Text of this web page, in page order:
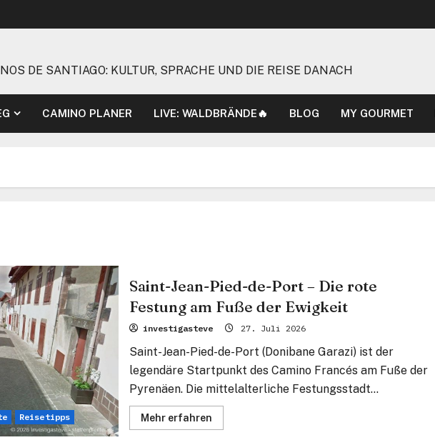
DE SANTIAGO: KULTUR, SPRACHE UND DIE REISE DANACH
CAMINO PLANER LIVE: WALDBRÄNDE🔥 BLOG MY GOURMET
Reisetipps
Saint-Jean-Pied-de-Port – Die rote
Festung am Fuße der Ewigkeit
investigasteve 27. Juli 2026
Saint-Jean-Pied-de-Port (Donibane Garazi) ist der
legendäre Startpunkt des Camino Francés am Fuße der
Pyrenäen. Die mittelalterliche Festungsstadt...
Mehr erfahrenMehr
Informationen